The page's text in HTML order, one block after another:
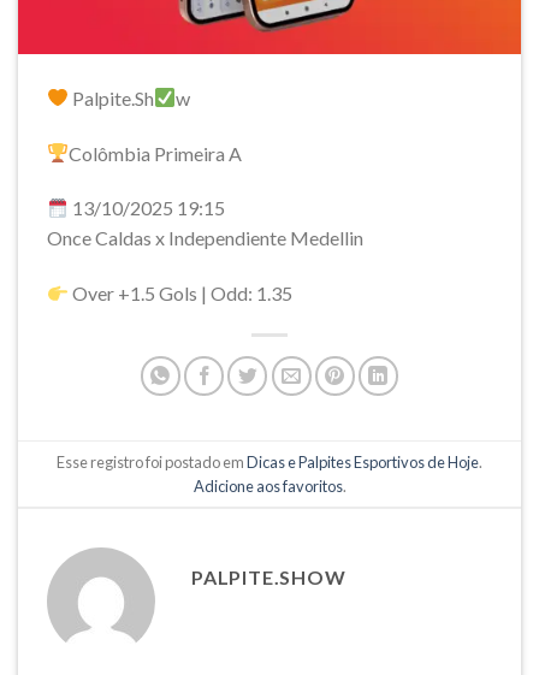
Palpite.Sh w
Colômbia Primeira A
13/10/2025 19:15
Once Caldas x Independiente Medellin
Over +1.5 Gols | Odd: 1.35
Esse registro foi postado emDicas e Palpites Esportivos de Hoje.
Adicione aos favoritos.
PALPITE.SHOW